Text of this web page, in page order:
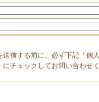
信する前に、必ず下記「個
チェックしてお問い合わせく